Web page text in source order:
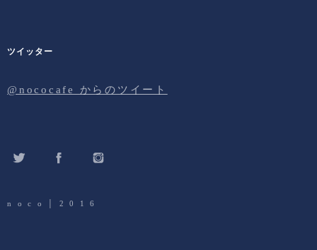
ツイッター
@nococafe からのツイート
n o c o │ 2 0 1 6